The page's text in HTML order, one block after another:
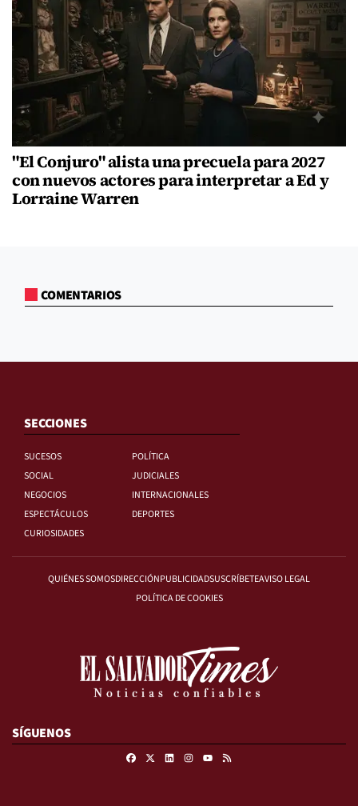
"El Conjuro" alista una precuela para 2027
con nuevos actores para interpretar a Ed y
Lorraine Warren
COMENTARIOS
SECCIONES
SUCESOS
POLÍTICA
SOCIAL
JUDICIALES
NEGOCIOS
INTERNACIONALES
ESPECTÁCULOS
DEPORTES
CURIOSIDADES
QUIÉNES SOMOSDIRECCIÓNPUBLICIDADSUSCRÍBETEAVISO LEGAL
POLÍTICA DE COOKIES
SÍGUENOS
FacebookLinkedinInstagram